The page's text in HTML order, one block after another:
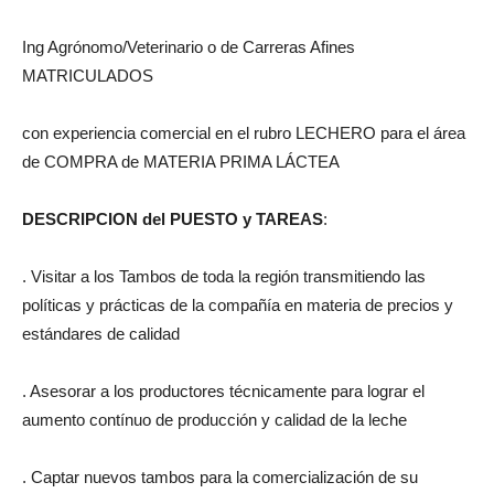
Ing Agrónomo/Veterinario o de Carreras Afines
MATRICULADOS
con experiencia comercial en el rubro LECHERO para el área
de COMPRA de MATERIA PRIMA LÁCTEA
DESCRIPCION del PUESTO y TAREAS:
. Visitar a los Tambos de toda la región transmitiendo las
políticas y prácticas de la compañía en materia de precios y
estándares de calidad
. Asesorar a los productores técnicamente para lograr el
aumento contínuo de producción y calidad de la leche
. Captar nuevos tambos para la comercialización de su